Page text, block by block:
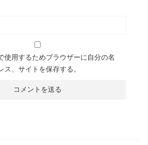
使用するためブラウザーに自分の名
ス、サイトを保存する。